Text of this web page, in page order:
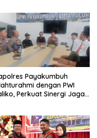
Payakumbuh
dengan PWI
Perkuat Sinergi Jaga